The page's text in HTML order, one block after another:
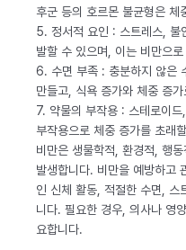
후군 등의 호르몬 불균형은 체
5. 정서적 요인 : 스트레스, 불
발할 수 있으며, 이는 비만으
6. 수면 부족 : 충분하지 않은
만들고, 식욕 증가와 체중 증
7. 약물의 부작용 : 스테로이
부작용으로 체중 증가를 초래
비만은 생물학적, 환경적, 행
발생합니다. 비만을 예방하고
인 신체 활동, 적절한 수면, 스
니다. 필요한 경우, 의사나 영
요합니다.